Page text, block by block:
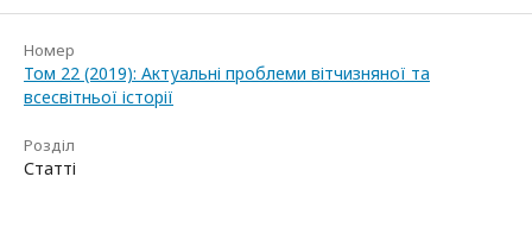
Номер
Том 22 (2019): Актуальні проблеми вітчизняної та
всесвітньої історії
Розділ
Статті